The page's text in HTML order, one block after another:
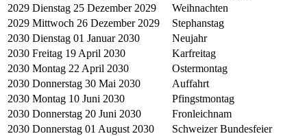
2029 Dienstag 25 Dezember 2029
Weihnachten
2029 Mittwoch 26 Dezember 2029
Stephanstag
2030 Dienstag 01 Januar 2030
Neujahr
2030 Freitag 19 April 2030
Karfreitag
2030 Montag 22 April 2030
Ostermontag
2030 Donnerstag 30 Mai 2030
Auffahrt
2030 Montag 10 Juni 2030
Pfingstmontag
2030 Donnerstag 20 Juni 2030
Fronleichnam
2030 Donnerstag 01 August 2030
Schweizer Bundesfeier